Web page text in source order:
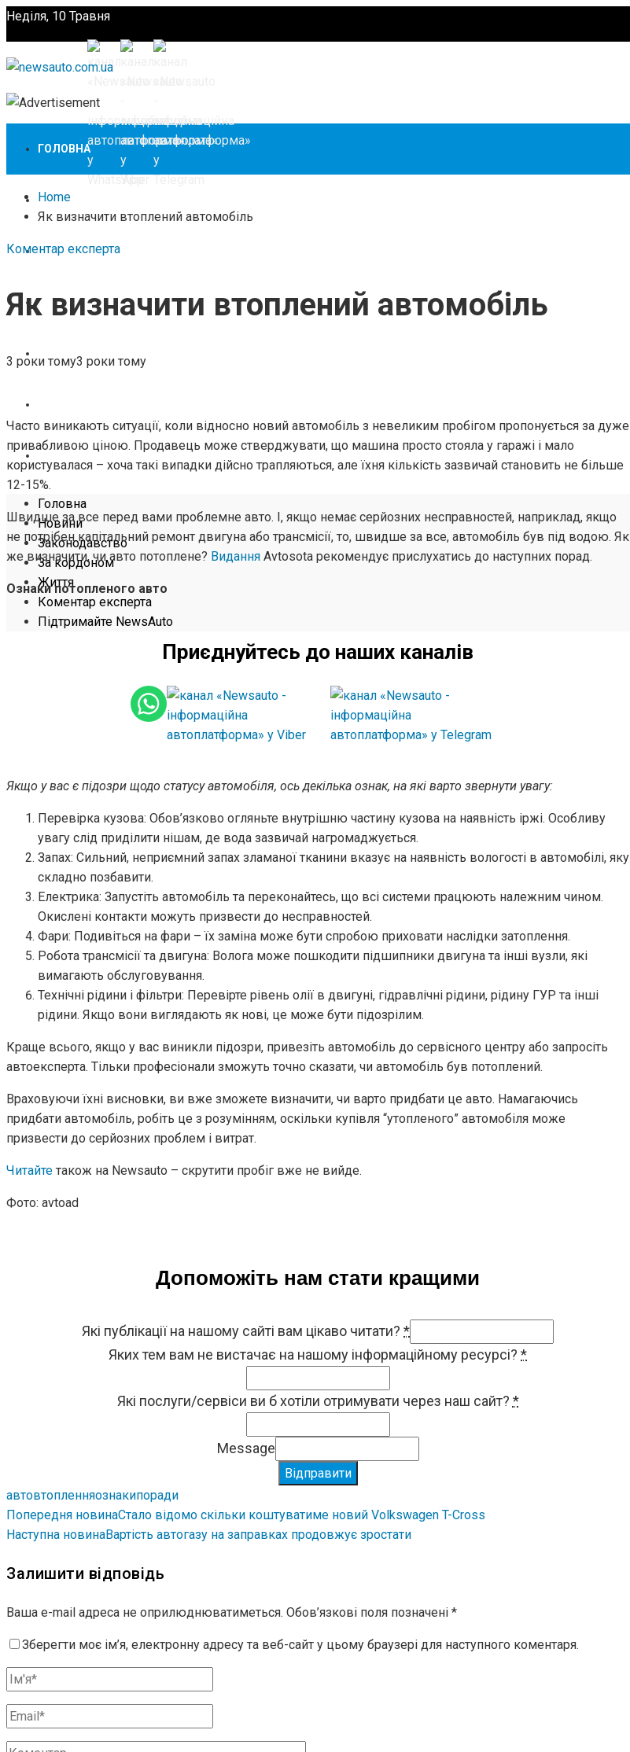
Неділя, 10 Травня
ГОЛОВНА
НОВИНИ
ЗАКОНОДАВСТВО
ЗА КОРДОНОМ
ПІДТРИМАЙТЕ NEWSAUTO
Головна
Новини
Законодавство
За кордоном
Життя
Коментар експерта
Підтримайте NewsAuto
Home
Як визначити втоплений автомобіль
Коментар експерта
Як визначити втоплений автомобіль
3 роки тому3 роки тому
Часто виникають ситуації, коли відносно новий автомобіль з невеликим пробігом пропонується за дуже
привабливою ціною. Продавець може стверджувати, що машина просто стояла у гаражі і мало
користувалася – хоча такі випадки дійсно трапляються, але їхня кількість зазвичай становить не більше
12-15%.
Швидше за все перед вами проблемне авто. І, якщо немає серйозних несправностей, наприклад, якщо
не потрібен капітальний ремонт двигуна або трансмісії, то, швидше за все, автомобіль був під водою. Як
же визначити, чи авто потоплене? Видання Аvtosota рекомендує прислухатись до наступних порад.
Ознаки потопленого авто
Приєднуйтесь до наших каналів
Якщо у вас є підозри щодо статусу автомобіля, ось декілька ознак, на які варто звернути увагу:
Перевірка кузова: Обов’язково огляньте внутрішню частину кузова на наявність іржі. Особливу
увагу слід приділити нішам, де вода зазвичай нагромаджується.
Запах: Сильний, неприємний запах зламаної тканини вказує на наявність вологості в автомобілі, яку
складно позбавити.
Електрика: Запустіть автомобіль та переконайтесь, що всі системи працюють належним чином.
Окислені контакти можуть призвести до несправностей.
Фари: Подивіться на фари – їх заміна може бути спробою приховати наслідки затоплення.
Робота трансмісії та двигуна: Волога може пошкодити підшипники двигуна та інші вузли, які
вимагають обслуговування.
Технічні рідини і фільтри: Перевірте рівень олії в двигуні, гідравлічні рідини, рідину ГУР та інші
рідини. Якщо вони виглядають як нові, це може бути підозрілим.
Краще всього, якщо у вас виникли підозри, привезіть автомобіль до сервісного центру або запросіть
автоексперта. Тільки професіонали зможуть точно сказати, чи автомобіль був потоплений.
Враховуючи їхні висновки, ви вже зможете визначити, чи варто придбати це авто. Намагаючись
придбати автомобіль, робіть це з розумінням, оскільки купівля “утопленого” автомобіля може
призвести до серйозних проблем і витрат.
Читайте також на Newsauto – cкрутити пробіг вже не вийде.
Фото: avtoad
Допоможіть нам стати кращими
Які публікації на нашому сайті вам цікаво читати? *
Яких тем вам не вистачає на нашому інформаційному ресурсі? *
Які послуги/сервіси ви б хотіли отримувати через наш сайт? *
Message
Відправити
автовтопленняознакипоради
Попередня новинаСтало відомо скільки коштуватиме новий Volkswagen T-Cross
Наступна новинаВартість автогазу на заправках продовжує зростати
Залишити відповідь
Ваша e-mail адреса не оприлюднюватиметься. Обов’язкові поля позначені *
Зберегти моє ім’я, електронну адресу та веб-сайт у цьому браузері для наступного коментаря.